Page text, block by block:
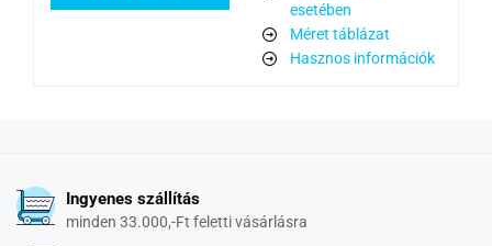
esetében
Méret táblázat
Hasznos információk
Ingyenes szállítás
minden 33.000,-Ft feletti vásárlásra